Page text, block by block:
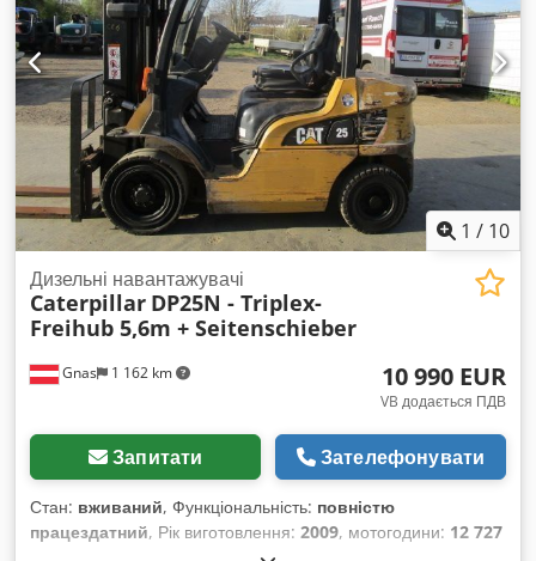
1 / 10
Gnas 1 162 km
Дизельні навантажувачі
Caterpillar DP25N - Triplex-
Freihub 5,6m + Seitenschieber
10 990 EUR
VB додається ПДВ
Запитати Зателефонувати
Стан: вживаний, Функціональність: повністю
працездатний, Рік виготовлення: 2009, мотогодини: 12 727